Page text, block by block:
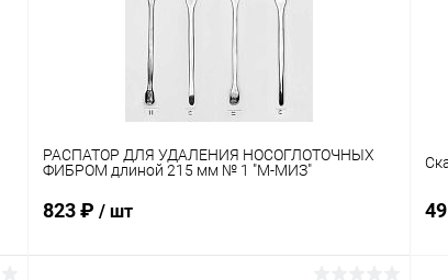
В наличии
РАСПАТОР ДЛЯ УДАЛЕНИЯ НОСОГЛОТОЧНЫХ
ФИБРОМ длиной 215 мм № 1 "М-МИЗ"
823 ₽ / шт